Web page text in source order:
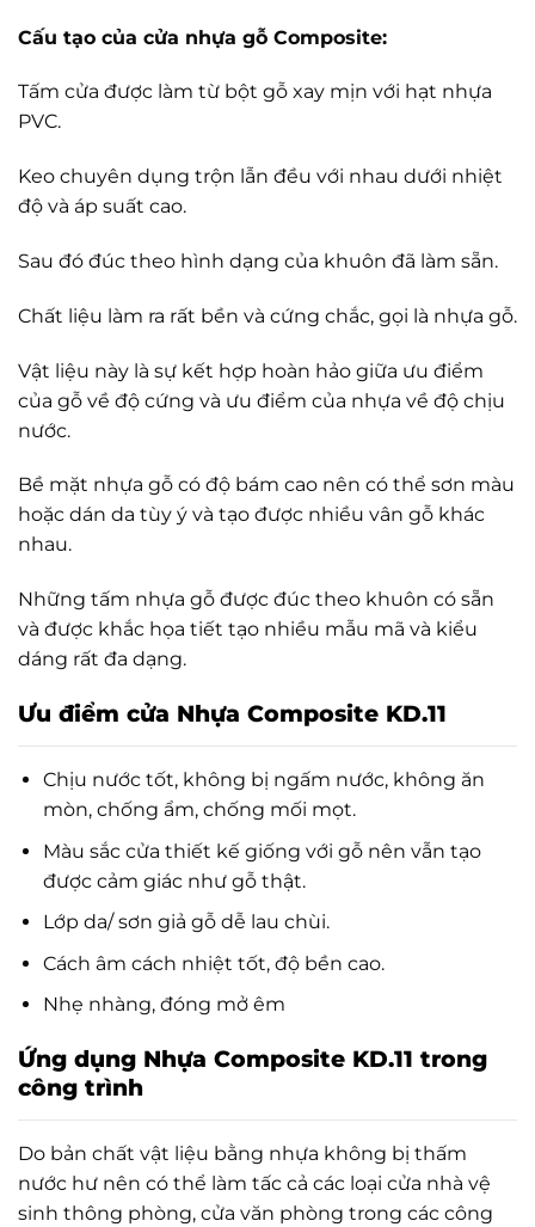
Cấu tạo của cửa nhựa gỗ Composite:
Tấm cửa được làm từ bột gỗ xay mịn với hạt nhựa
PVC.
Keo chuyên dụng trộn lẫn đều với nhau dưới nhiệt
độ và áp suất cao.
Sau đó đúc theo hình dạng của khuôn đã làm sẵn.
Chất liệu làm ra rất bền và cứng chắc, gọi là nhựa gỗ.
Vật liệu này là sự kết hợp hoàn hảo giữa ưu điểm
của gỗ về độ cứng và ưu điểm của nhựa về độ chịu
nước.
Bề mặt nhựa gỗ có độ bám cao nên có thể sơn màu
hoặc dán da tùy ý và tạo được nhiều vân gỗ khác
nhau.
Những tấm nhựa gỗ được đúc theo khuôn có sẵn
và được khắc họa tiết tạo nhiều mẫu mã và kiểu
dáng rất đa dạng.
Ưu điểm cửa Nhựa Composite KD.11
Chịu nước tốt, không bị ngấm nước, không ăn
mòn, chống ẩm, chống mối mọt.
Màu sắc cửa thiết kế giống với gỗ nên vẫn tạo
được cảm giác như gỗ thật.
Lớp da/ sơn giả gỗ dễ lau chùi.
Cách âm cách nhiệt tốt, độ bền cao.
Nhẹ nhàng, đóng mở êm
Ứng dụng Nhựa Composite KD.11 trong
công trình
Do bản chất vật liệu bằng nhựa không bị thấm
nước hư nên có thể làm tấc cả các loại cửa nhà vệ
sinh thông phòng, cửa văn phòng trong các công